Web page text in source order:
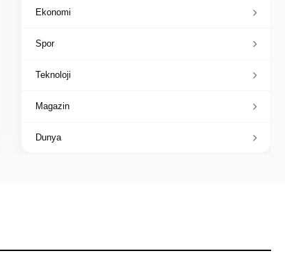
Ekonomi
Spor
Teknoloji
Magazin
Dunya